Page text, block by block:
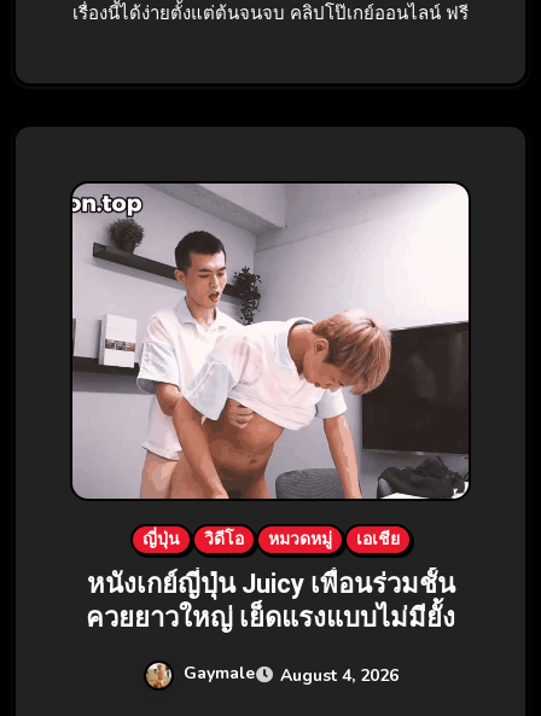
เรื่องนี้ได้ง่ายตั้งแต่ต้นจนจบ คลิปโป๊เกย์ออนไลน์ ฟรี
ญี่ปุ่น วิดีโอ หมวดหมู่ เอเชีย
หนังเกย์ญี่ปุ่น Juicy เพื่อนร่วมชั้น
ควยยาวใหญ่ เย็ดแรงแบบไม่มียั้ง
Gaymale August 4, 2026